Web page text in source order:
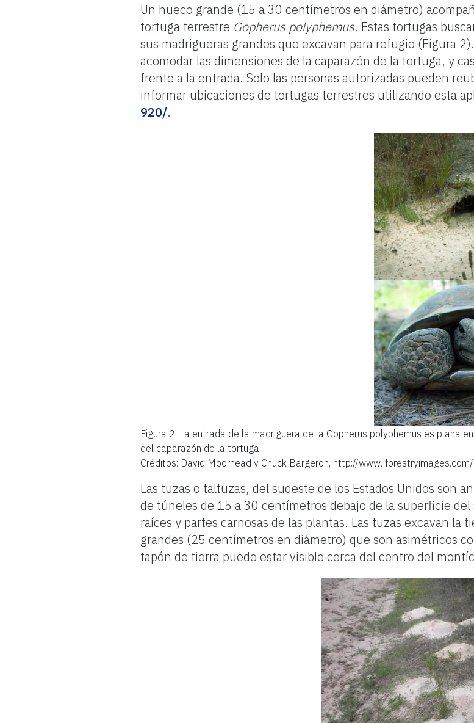
Un hueco grande (15 a 30 centímetros en diámetro)
tortuga terrestre Gopherus polyphemus. Estas tortugas
sus madrigueras grandes que excavan para refugio (Figura
acomodar las dimensiones de la caparazón de la tortuga, y
frente a la entrada. Solo las personas autorizadas pueden
informar ubicaciones de tortugas terrestres utilizando esta
920/.
Figura 2. La entrada de la madriguera de la Gopherus polyphemus es plana
del caparazón de la tortuga.
Créditos: David Moorhead y Chuck Bargeron, http://www. forestryimages.com/
Las tuzas o taltuzas, del sudeste de los Estados Unidos son
de túneles de 15 a 30 centímetros debajo de la superficie
raíces y partes carnosas de las plantas. Las tuzas excavan
grandes (25 centímetros en diámetro) que son asimétricos
tapón de tierra puede estar visible cerca del centro del